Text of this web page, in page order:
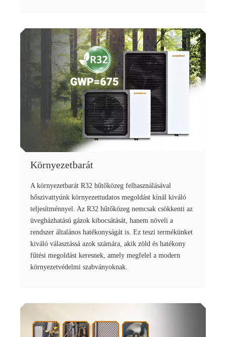
Környezetbarát
A környezetbarát R32 hűtőközeg felhasználásával
hőszivattyúnk környezettudatos megoldást kínál kiváló
teljesítménnyel. Az R32 hűtőközeg nemcsak csökkenti az
üvegházhatású gázok kibocsátását, hanem növeli a
rendszer általános hatékonyságát is. Ez teszi termékünket
kiváló választássá azok számára, akik zöld és hatékony
fűtési megoldást keresnek, amely megfelel a modern
környezetvédelmi szabványoknak.